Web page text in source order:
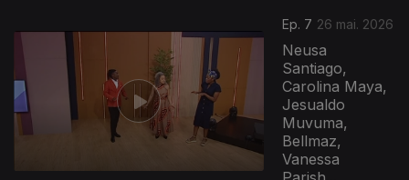
Ep. 7 26 mai. 2026
Neusa
Santiago,
Carolina Maya,
Jesualdo
Muvuma,
Bellmaz,
Vanessa